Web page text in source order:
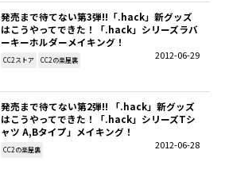
発売まで待てない第3弾!!「.hack」新グッズ
はこうやってできた！「.hack」シリーズラバ
ーキーホルダーメイキング！
2012-06-29
CC2ストア CC2の楽屋裏
発売まで待てない第2弾!! 「.hack」新グッズ
はこうやってできた！「.hack」シリーズTシ
ャツ A,Bタイプ」メイキング！
2012-06-28
CC2の楽屋裏